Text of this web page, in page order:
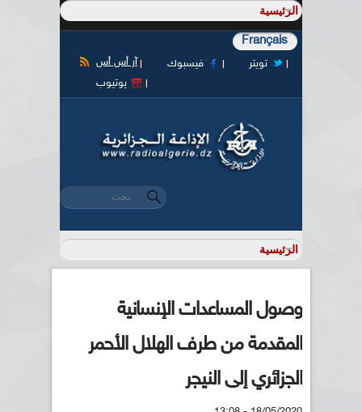
Français
آر أس أس فيسبوك
تويتر
يوتيوب
استمارة البحث
‏بحث ‏
وصول المساعدات الإنسانية
المقدمة من طرف الهلال الأحمر
الجزائري إلى النيجر